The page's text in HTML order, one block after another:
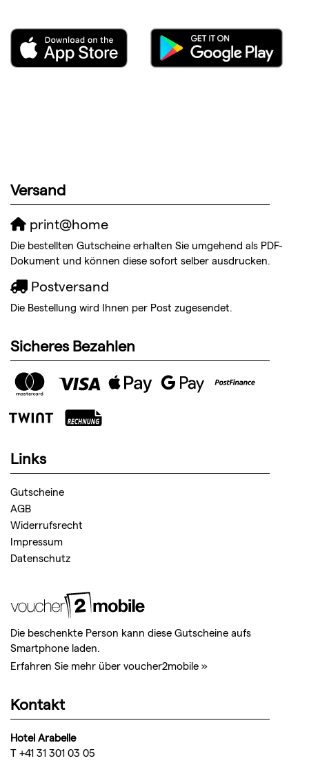
Versand
print@home
Die bestellten Gutscheine erhalten Sie umgehend als PDF-
Dokument und können diese sofort selber ausdrucken.
Postversand
Die Bestellung wird Ihnen per Post zugesendet.
Sicheres Bezahlen
Links
Gutscheine
AGB
Widerrufsrecht
Impressum
Datenschutz
Die beschenkte Person kann diese Gutscheine aufs
Smartphone laden.
Erfahren Sie mehr über voucher2mobile »
Kontakt
Hotel Arabelle
T +41 31 301 03 05